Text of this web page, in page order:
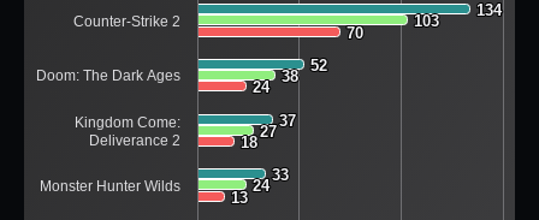
134
134
52
52
37
37
33
33
103
103
38
38
27
27
24
24
70
70
24
24
18
18
13
13
Counter-Strike 2
Doom: The Dark Ages
Kingdom Come:
Deliverance 2
Monster Hunter Wilds